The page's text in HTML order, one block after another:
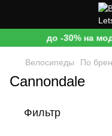
до -30% на
Велосипеды По
Cannondale
Фильтр